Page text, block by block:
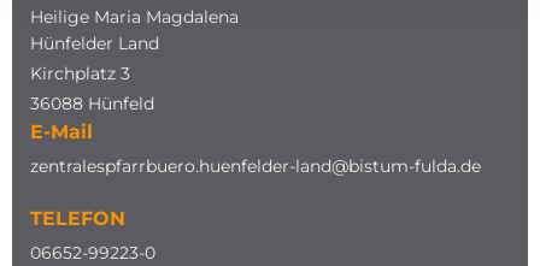
Heilige Maria Magdalena
Hünfelder Land
Kirchplatz 3
36088 Hünfeld
E-Mail
zentralespfarrbuero.huenfelder-land@bistum-fulda.de
TELEFON
06652-99223-0